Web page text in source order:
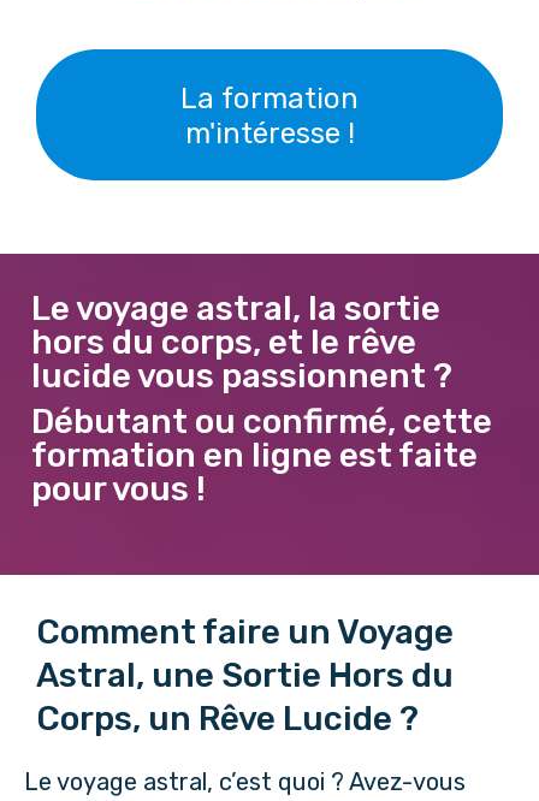
La formation
m'intéresse !
Le voyage astral, la sortie
hors du corps, et le rêve
lucide vous passionnent ?
Débutant ou confirmé, cette
formation en ligne est faite
pour vous !
Comment faire un Voyage
Astral, une Sortie Hors du
Corps, un Rêve Lucide ?
Le voyage astral, c’est quoi ? Avez-vous